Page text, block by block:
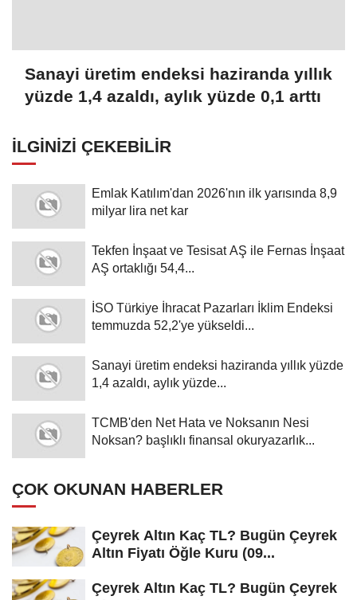
Sanayi üretim endeksi haziranda yıllık
yüzde 1,4 azaldı, aylık yüzde 0,1 arttı
İLGINIZI ÇEKEBILIR
Emlak Katılım'dan 2026'nın ilk yarısında 8,9
milyar lira net kar
Tekfen İnşaat ve Tesisat AŞ ile Fernas İnşaat
AŞ ortaklığı 54,4...
İSO Türkiye İhracat Pazarları İklim Endeksi
temmuzda 52,2'ye yükseldi...
Sanayi üretim endeksi haziranda yıllık yüzde
1,4 azaldı, aylık yüzde...
TCMB'den Net Hata ve Noksanın Nesi
Noksan? başlıklı finansal okuryazarlık...
ÇOK OKUNAN HABERLER
Çeyrek Altın Kaç TL? Bugün Çeyrek
Altın Fiyatı Öğle Kuru (09...
Çeyrek Altın Kaç TL? Bugün Çeyrek